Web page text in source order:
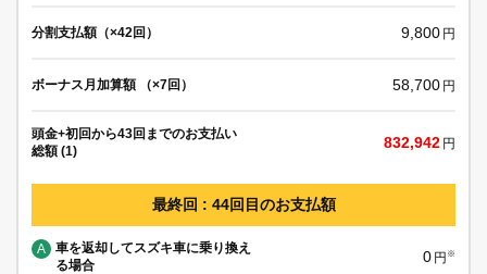
分割支払額（×42回） 9,800 円
ボーナス月加算額 （×7回） 58,700 円
頭金+初回から43回までのお支払い
総額 (1)
832,942 円
最終回 : 44回目のお支払額
A
車を返却してスズキ車に乗り換え
る場合
0 円 ※